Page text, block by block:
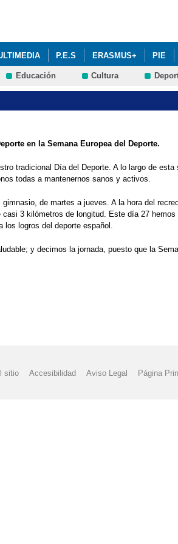
P.E.S ERASMUS+ PIE
Educación Cultura
en la Semana Europea del Deporte.
tradicional Día del Deporte. A lo largo de
todas a mantenernos sanos y activos.
de martes a jueves. A la hora del
3 kilómetros de longitud. Este día 27
logros del deporte español.
y decimos la jornada, puesto que la
sitio Accesibilidad Aviso Legal Página